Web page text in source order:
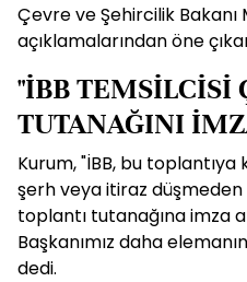
Çevre ve Şehircilik
açıklamalarından öne
"İBB TEMSİLCİSİ
TUTANAĞINI
Kurum, "İBB, bu toplantıya
şerh veya itiraz düşmeden
toplantı tutanağına imza
Başkanımız daha
dedi.